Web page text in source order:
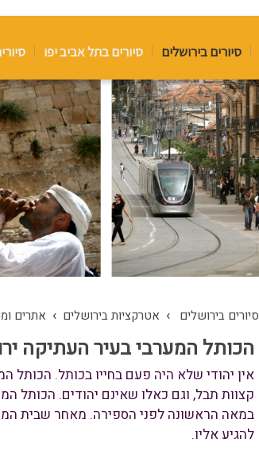
סיורים בירושלים סיורים בתל אביב יפו
סיורים בירושלים › אטרקציות בירושלים › אתרים
הכותל המערבי בעיר העתיקה
אין יהודי שלא היה פעם בחייו בכותל. הכותל
קצוות תבל, וגם כאלו שאינם יהודים. הכותל
במאה הראשונה לפני הספירה. מאחר שבית
להגיע אליו.